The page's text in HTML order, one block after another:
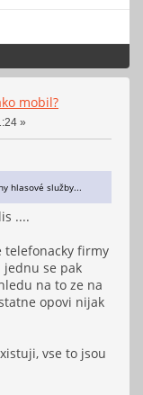
mobil?
»
hlasové služby...
....
telefonacky firmy
jednu se pak
na to ze na
opovi nijak
vse to jsou